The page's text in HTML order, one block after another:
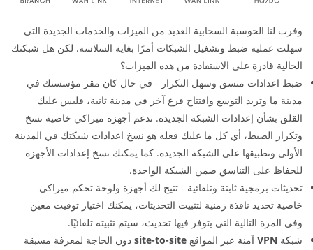
وفرت لنا الحوسبة السحابية العديد من الميزات والخدمات الجديدة التي
سهلت عملية ضبط وتشغيل الشبكات أمرًا بغاية السلاسة. لكن هل شبكتك
الحالية قادرة على الاستفادة من هذه الميزات؟
ضبط اعدادات متسق وسهل التكرار - في حال كان مقر مؤسستك في
مدينة ما وتريد التوسع وافتتاح فرع آخر في مدينة ثانية، فليس عليك
القلق بشأن إعدادات الشبكة الجديدة. تدعم أجهزة ميراكي خاصية نسخ
وتكرار الضبط، أي كل ما عليك فعله هو نسخ اعدادات شبكتك في المدينة
الأولى وتطبيقها على الشبكة الجديدة. كما يمكنك نسخ إعدادات الأجهزة
للحفاظ على التناسق ضمن الشبكة الواحدة.
تحديثات برمجية ثابتة وتلقائية - تتيح لك أجهزة ولوحة تحكم ميراكي
خاصية تحديد نافذة زمنية لتثبيت التحديثات، يمكنك اختيار توقيت معين
وفي المرة التالية التي يتوفر فيها تحديث، سيتم تثبيته تلقائيًا.
شبكة VPN آمنة عبر المواقع site-to-site دون الحاجة لمعرفة مسبقة